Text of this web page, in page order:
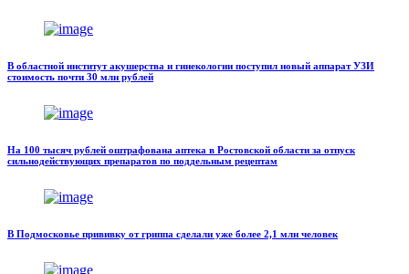
В областной институт акушерства и гинекологии поступил новый аппарат УЗИ
стоимость почти 30 млн рублей
На 100 тысяч рублей оштрафована аптека в Ростовской области за отпуск
сильнодействующих препаратов по поддельным рецептам
В Подмосковье прививку от гриппа сделали уже более 2,1 млн человек